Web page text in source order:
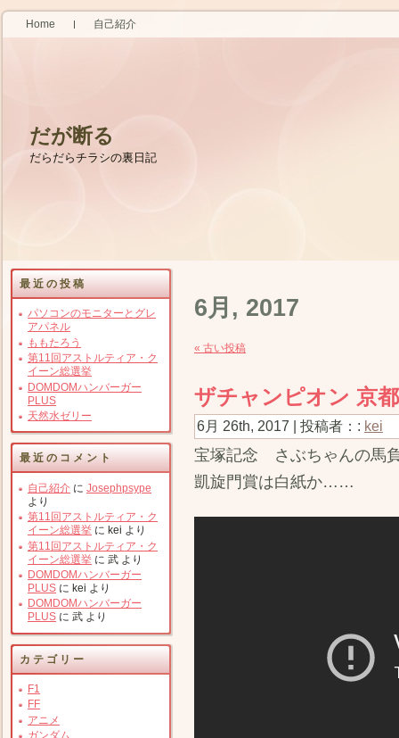
Home 自己紹介
だが断る
だらだらチラシの裏日記
最近の投稿
パソコンのモニターとグレ
アパネル
ももたろう
第11回アストルティア・ク
イーン総選挙
DOMDOMハンバーガー
PLUS
天然水ゼリー
最近のコメント
自己紹介 に Josephpsype
より
第11回アストルティア・ク
イーン総選挙 に kei より
第11回アストルティア・ク
イーン総選挙 に 武 より
DOMDOMハンバーガー
PLUS に kei より
DOMDOMハンバーガー
PLUS に 武 より
カテゴリー
F1
FF
アニメ
6月, 2017
« 古い投稿
ザチャンピオン 京
6月 26th, 2017 | 投稿者：: kei
宝塚記念 さぶちゃんの馬
凱旋門賞は白紙か……